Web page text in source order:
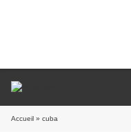
Accueil » cuba